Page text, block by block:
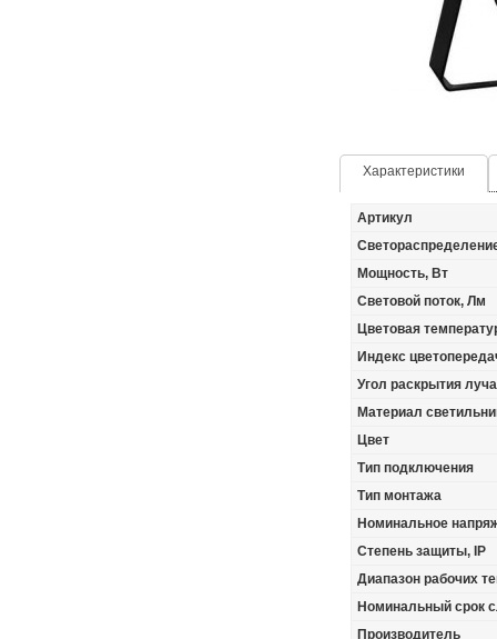
Характеристики
Артикул
Мощность, Вт
Световой поток, Лм
Цветовая
Индекс
Угол раскрытия
Материал
Цвет
Тип подключения
Тип монтажа
Номинальное
Степень защиты, IP
Диапазон рабочих
Номинальный срок
Производитель